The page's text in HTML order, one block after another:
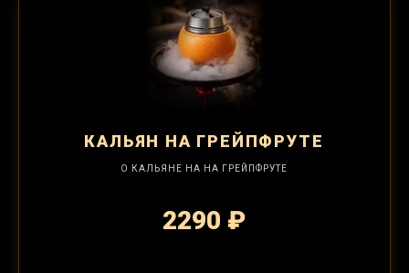
КАЛЬЯН НА ГРЕЙПФРУТЕ
О КАЛЬЯНЕ НА НА ГРЕЙПФРУТЕ
2290 ₽